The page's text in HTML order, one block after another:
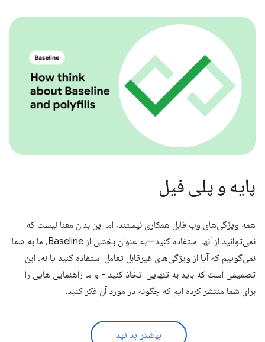
پایه و پلی فیل
همه ویژگی‌های وب قابل همکاری نیستند، اما این بدان معنا نیست که
نمی‌توانید از آنها استفاده کنید—به عنوان بخشی از Baseline، ما به شما
نمی‌گوییم که آیا از ویژگی‌های غیرقابل تعامل استفاده کنید یا نه. این
تصمیمی است که باید به تنهایی اتخاذ کنید - و ما راهنمایی هایی را
برای شما منتشر کرده ایم که چگونه در مورد آن فکر کنید.
بیشتر بدانید